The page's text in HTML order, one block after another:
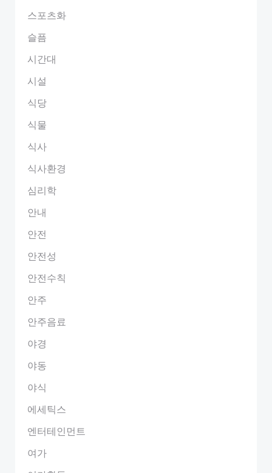
스포츠화
슬픔
시간대
시설
식당
식물
식사
식사환경
심리학
안내
안전
안전성
안전수칙
안주
안주음료
야경
야동
야식
에세틱스
엔터테인먼트
여가